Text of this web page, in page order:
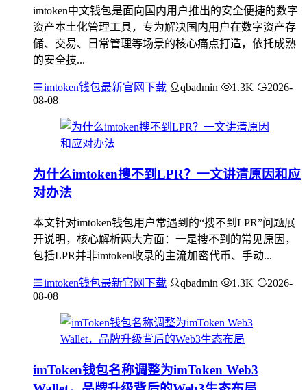
imtoken中文钱包是面向国内用户推出的安全便捷的数字
资产本土化管理工具，专为解决国内用户在数字资产存
储、交易、日常管理等场景的核心痛点打造，依托成熟
的安全技...
imtoken钱包最新官网下载 qbadmin 1.3K
2026-
08-08
为什么imtoken搜不到LPR？一文讲清原因和应
对办法
本文针对imtoken钱包用户常遇到的“搜不到LPR”问题展
开说明，核心解析两大方面：一是搜不到的常见原因，
包括LPR并非imtoken收录的主流加密代币、手动...
imtoken钱包最新官网下载 qbadmin 1.3K
2026-
08-08
imToken钱包名称调整为imToken Web3